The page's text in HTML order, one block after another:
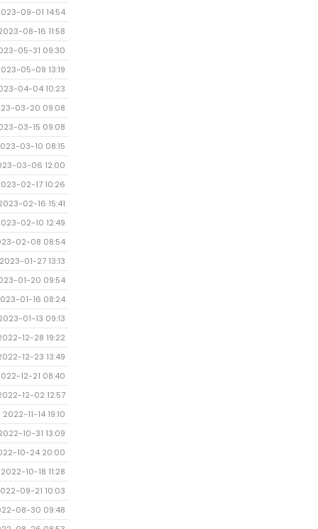
09-01 14:54
08-16 11:58
05-31 09:30
05-09 13:19
04-04 10:23
03-20 09:08
03-15 09:08
03-10 08:15
03-06 12:00
02-17 10:26
02-16 15:41
02-10 12:49
02-08 08:54
2023-01-27 13:13
01-20 09:54
01-16 08:24
01-13 09:13
12-28 19:22
12-23 13:49
12-21 08:40
12-02 12:57
2022-11-14 19:10
10-31 13:09
10-24 20:00
2022-10-18 11:28
09-21 10:03
08-30 09:48